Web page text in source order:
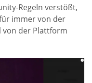
Regeln verstößt,
immer von der
von der Plattform